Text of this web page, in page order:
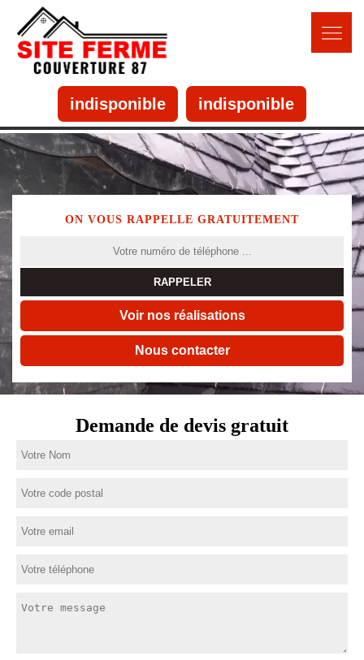
indisponible indisponible
ON VOUS RAPPELLE GRATUITEMENT
Voir nos réalisations
Nous contacter
Demande de devis gratuit